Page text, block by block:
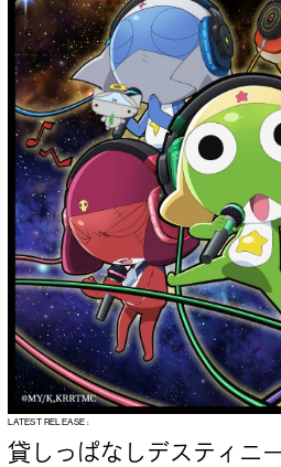
貸しっぱなしデスティニ